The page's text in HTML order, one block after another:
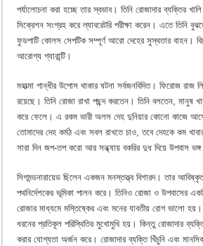
পর্যালোচনা করা হচ্ছে তার স্বভাব। তিনি রোজাদার ব্যক্তির
সিক্রেশন সংগ্রহ করে ল্যাবরেটরি পরীক্ষা করেন। এতে তিনি
ফুডপাটি কোলস সেপটিক সম্পূর্ণ আরো দেহের সুস্থতার বাহন।
আরোগ্য গ্যারান্টি।
মহাত্মা গান্ধীর উপোস থাকার ঘটনা সর্বজনবিদিত। ফিরোজ রাজ
রয়েছে। তিনি রোজা রাখা পছন্দ করতেন। তিনি বলতেন, মানুষ
করে ফেলে। এ রকম ভারী অলস দেহ দুনিয়ার কোনো কাজে
তোমাদের দেহ কর্মঠ এবং সবল রাখতে চাও, তবে দেহকে কম
সারা দিন জপ-তপ করো আর সন্ধ্যায় বকরির দুধ দিয়ে উপবাস
সিগমন্ডনারায়েড ছিলেন একজন মনস্তত্ত্ব বিশারদ। তার আবিষ্কৃত
পথনির্দেশকের ভূমিকা পালন করে। তিনিও রোজা ও উপবাসের
রোজার মাধ্যমে মস্তিষ্কের এবং মনের যাবতীয় রোগ ভালো হয়।
ধরনের প্রতিকূল পরিস্থিতির মুখোমুখি হয়। কিন্তু রোজাদার
করার যোগ্যতা অর্জন করে। রোজাদার ব্যক্তি খিঁচুনি এবং